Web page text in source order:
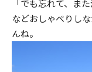
「でも忘れて、ま
などおしゃべりし
んね。